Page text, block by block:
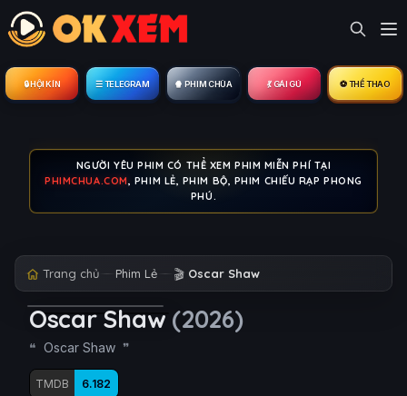
🔒︎ HỘI KÍN ☰ TELEGRAM 🍿 PHIM CHÙA 💃 GÁI GÚ ⚽ THỂ THAO
NGƯỜI YÊU PHIM CÓ THỂ XEM PHIM MIỄN PHÍ TẠI
PHIMCHUA.COM, PHIM LẺ, PHIM BỘ, PHIM CHIẾU RẠP PHONG
PHÚ.
Trang chủ Phim Lẻ 🎬 Oscar Shaw
Oscar Shaw (2026)
Oscar Shaw
TMDB 6.182